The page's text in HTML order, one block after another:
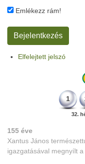
Emlékezz rám!
Elfelejtett jelszó
1
32.
155 éve
Xantus János
igazgatásával megnyílt